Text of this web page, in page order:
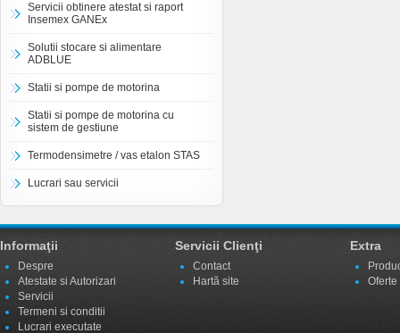
Servicii obtinere atestat si raport
Insemex GANEx
Solutii stocare si alimentare
ADBLUE
Statii si pompe de motorina
Statii si pompe de motorina cu
sistem de gestiune
Termodensimetre / vas etalon STAS
Lucrari sau servicii
Informaţii
Despre
Atestate si Autorizari
Servicii
Termeni si conditii
Lucrari executate
Servicii Clienţi
Contact
Hartă site
Extra